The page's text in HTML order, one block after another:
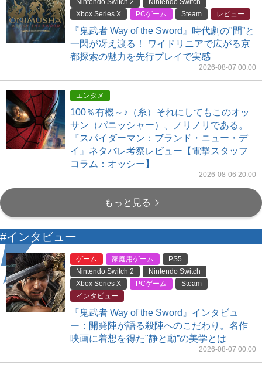
Xbox Series X
PCゲーム Steam レビュー
『鬼武者 Way of the Sword』時代劇の"間”と
一閃が冴え渡る！ ワイドリニアで広がる京
都探索の魅力を先行プレイで実感
2026-08-07 00:00
エンタメ
100％有機～♪（糸）それにしてもこのオッ
サン（パニッシャー）、ノリノリである。
『スパイダーマン：ブランド・ニュー・デ
イ』ネタバレ考察レビュー【電撃スタッフ
コラム：オッシー】
2026-08-06 20:00
もっと見る
#インタビュー
ゲーム 家庭用ゲーム
PS5
Nintendo Switch 2
Nintendo Switch
Xbox Series X
PCゲーム
Steam
インタビュー
『鬼武者 Way of the Sword』インタビュ
ー：開発陣が語る殺陣へのこだわり。名作
映画に着想を得た"静と動”の美学とは
2026-08-07 00:00